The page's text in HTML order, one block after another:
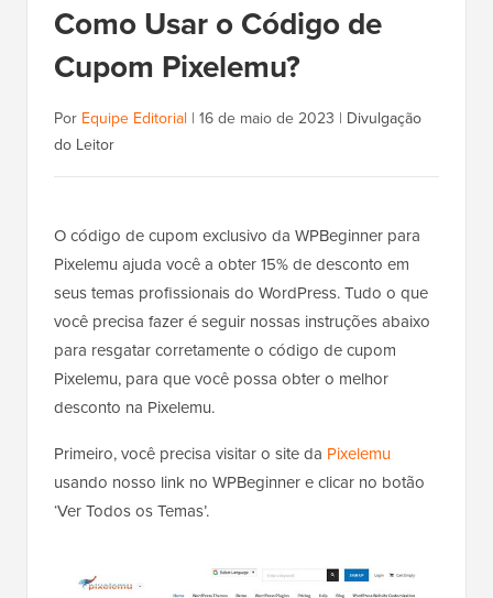
Como Usar o Código de
Cupom Pixelemu?
Por Equipe Editorial | 16 de maio de 2023 | Divulgação
do Leitor
O código de cupom exclusivo da WPBeginner para
Pixelemu ajuda você a obter 15% de desconto em
seus temas profissionais do WordPress. Tudo o que
você precisa fazer é seguir nossas instruções abaixo
para resgatar corretamente o código de cupom
Pixelemu, para que você possa obter o melhor
desconto na Pixelemu.
Primeiro, você precisa visitar o site da Pixelemu
usando nosso link no WPBeginner e clicar no botão
‘Ver Todos os Temas’.